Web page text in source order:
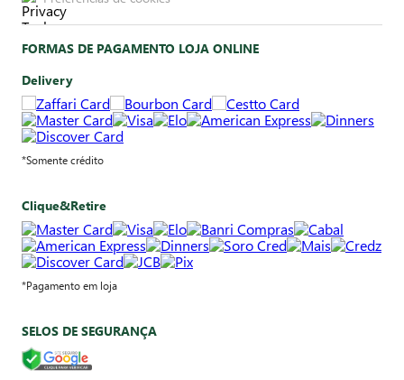
FORMAS DE PAGAMENTO LOJA ONLINE
Delivery
*Somente crédito
Clique&Retire
*Pagamento em loja
SELOS DE SEGURANÇA